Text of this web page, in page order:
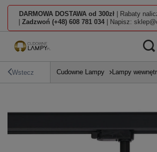
DARMOWA DOSTAWA od 300zł | Rabaty
Zadzwoń (+48) 608 781 034 | Napisz:
Wstecz Cudowne Lampy Lampy